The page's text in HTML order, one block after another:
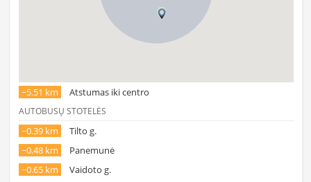
~5.51 km Atstumas iki centro
AUTOBUSŲ STOTELĖS
~0.39 km
Tilto g.
~0.48 km
Panemunė
~0.65 km
Vaidoto g.